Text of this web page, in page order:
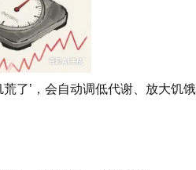
荒了’，会自动调低代谢、放大